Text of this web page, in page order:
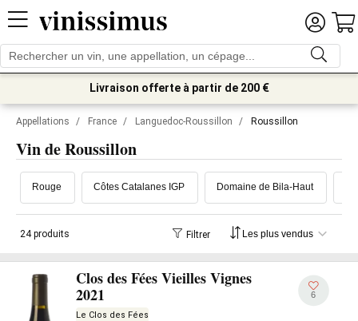
Livraison offerte à partir de 200 €
Appellations / France / Languedoc-Roussillon / Roussillon
Vin de Roussillon
Rouge Côtes Catalanes IGP Domaine de Bila-Haut
24 produits Filtrer
Clos des Fées Vieilles Vignes
2021
Le Clos des Fées
6